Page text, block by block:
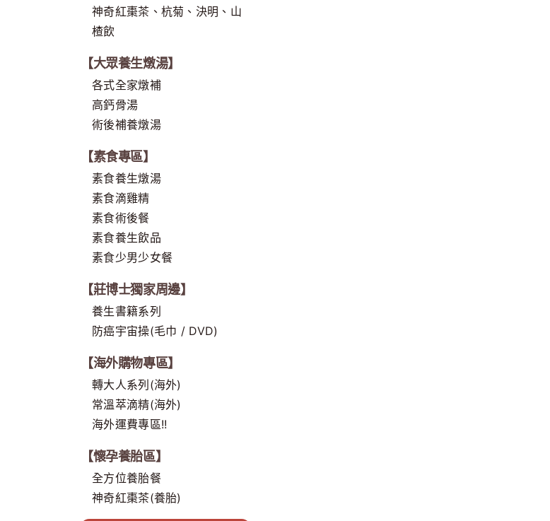
神奇紅棗茶、杭菊、決明、山
楂飲
【大眾養生燉湯】
各式全家燉補
高鈣骨湯
術後補養燉湯
【素食專區】
素食養生燉湯
素食滴雞精
素食術後餐
素食養生飲品
素食少男少女餐
【莊博士獨家周邊】
養生書籍系列
防癌宇宙操(毛巾 / DVD)
【海外購物專區】
轉大人系列(海外)
常溫萃滴精(海外)
海外運費專區!!
【懷孕養胎區】
全方位養胎餐
神奇紅棗茶(養胎)